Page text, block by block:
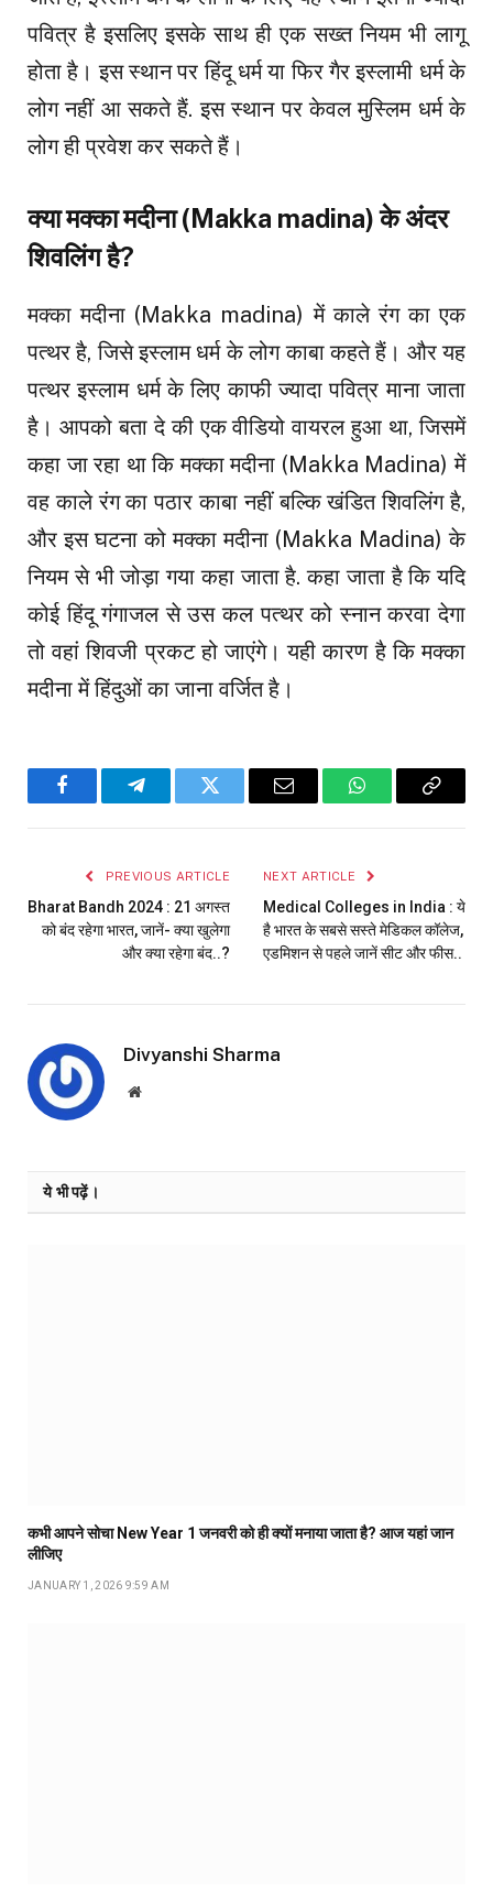
पवित्र है इसलिए इसके साथ ही एक सख्त नियम भी लागू
होता है। इस स्थान पर हिंदू धर्म या फिर गैर इस्लामी धर्म के
लोग नहीं आ सकते हैं. इस स्थान पर केवल मुस्लिम धर्म के
लोग ही प्रवेश कर सकते हैं।
क्या मक्का मदीना (Makka madina) के अंदर
शिवलिंग है?
मक्का मदीना (Makka madina) में काले रंग का एक
पत्थर है, जिसे इस्लाम धर्म के लोग काबा कहते हैं। और यह
पत्थर इस्लाम धर्म के लिए काफी ज्यादा पवित्र माना जाता
है। आपको बता दे की एक वीडियो वायरल हुआ था, जिसमें
कहा जा रहा था कि मक्का मदीना (Makka Madina) में
वह काले रंग का पठार काबा नहीं बल्कि खंडित शिवलिंग है,
और इस घटना को मक्का मदीना (Makka Madina) के
नियम से भी जोड़ा गया कहा जाता है. कहा जाता है कि यदि
कोई हिंदू गंगाजल से उस कल पत्थर को स्नान करवा देगा
तो वहां शिवजी प्रकट हो जाएंगे। यही कारण है कि मक्का
मदीना में हिंदुओं का जाना वर्जित है।
FacebookTelegramTwitter Email WhatsAppCopy
PREVIOUS ARTICLE
Bharat Bandh 2024 : 21 अगस्‍त
को बंद रहेगा भारत, जानें- क्या खुलेगा
और क्या रहेगा बंद..?
NEXT ARTICLE
Medical Colleges in India : ये
है भारत के सबसे सस्ते मेडिकल कॉलेज,
एडमिशन से पहले जानें सीट और फीस..
Divyanshi Sharma
Website
ये भी पढ़ें।
कभी आपने सोचा New Year 1 जनवरी को ही क्यों मनाया जाता है? आज यहां जान
लीजिए
JANUARY 1, 2026 9:59 AM